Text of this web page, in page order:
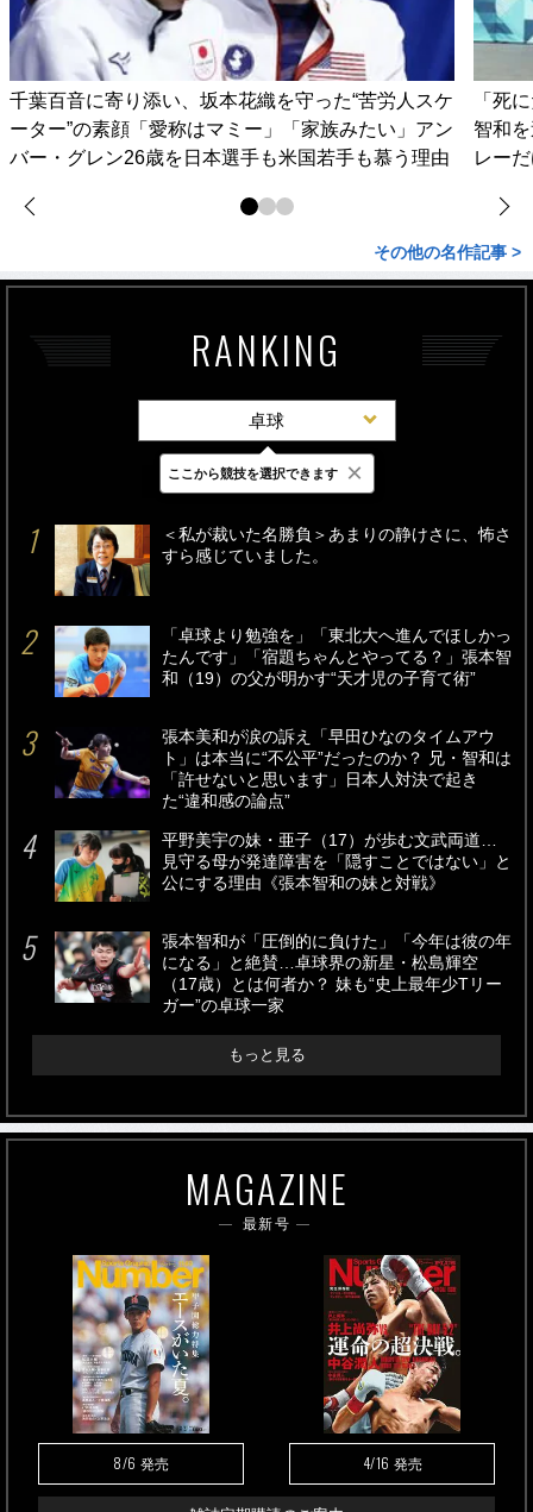
千葉百音に寄り添い、坂本花織を守った“苦労人スケ
ーター”の素顔「愛称はマミー」「家族みたい」アン
バー・グレン26歳を日本選手も米国若手も慕う理由
「死
智和
レー
その他の名作記事 >
RANKING
卓球
最新 24時間 週間
＜私が裁いた名勝負＞あまりの静けさに、怖さ
すら感じていました。
「卓球より勉強を」「東北大へ進んでほしかっ
たんです」「宿題ちゃんとやってる？」張本智
和（19）の父が明かす“天才児の子育て術”
張本美和が涙の訴え「早田ひなのタイムアウ
ト」は本当に“不公平”だったのか？ 兄・智和は
「許せないと思います」日本人対決で起き
た“違和感の論点”
平野美宇の妹・亜子（17）が歩む文武両道…
見守る母が発達障害を「隠すことではない」と
公にする理由《張本智和の妹と対戦》
張本智和が「圧倒的に負けた」「今年は彼の年
になる」と絶賛…卓球界の新星・松島輝空
（17歳）とは何者か？ 妹も“史上最年少Tリー
ガー”の卓球一家
もっと見る
MAGAZINE
最新号
8/6 発売 4/16 発売
ここから競技を選択できます ×